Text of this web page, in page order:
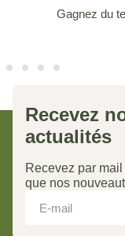
Gagnez du
Recevez
actualités
Recevez par
que nos